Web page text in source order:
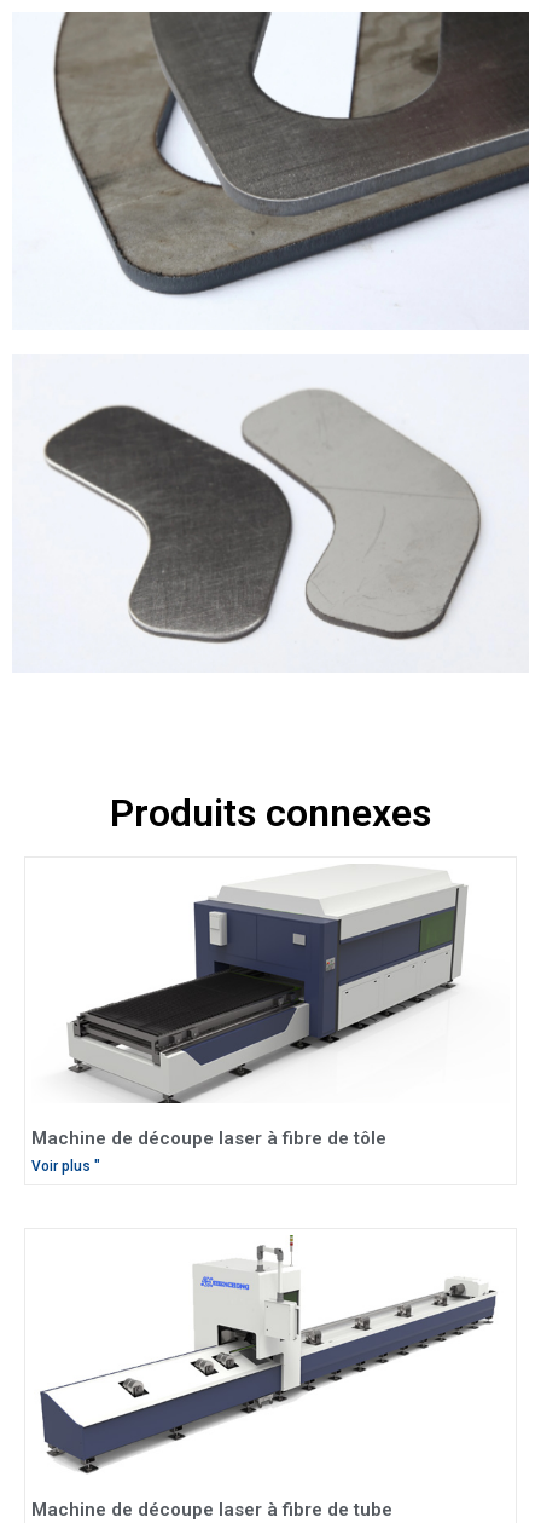
Produits connexes
Machine de découpe laser à fibre de tôle
Voir plus "
Machine de découpe laser à fibre de tube